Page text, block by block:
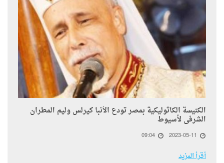
الكنيسة الكاثوليكية بمصر تودع الأنبا كيرلس وليم المطران
الشرفى لأسيوط
2023-05-11
09:04
أقرأ المزيد